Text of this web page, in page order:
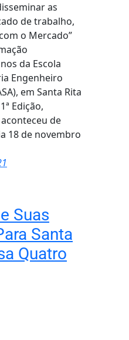
as
de trabalho,
o Mercado”
da Escola
Engenheiro
em Santa Rita
Edição,
aconteceu de
18 de novembro
Suas
Santa
Quatro